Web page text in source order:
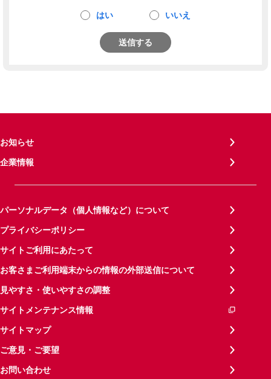
はい いいえ
送信する
お知らせ
企業情報
パーソナルデータ（個人情報など）について
プライバシーポリシー
サイトご利用にあたって
お客さまご利用端末からの情報の外部送信について
見やすさ・使いやすさの調整
サイトメンテナンス情報
サイトマップ
ご意見・ご要望
お問い合わせ